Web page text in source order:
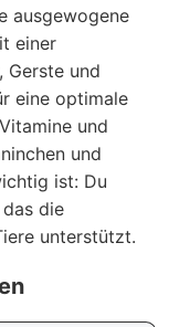
ausgewogene
einer
Gerste und
eine optimale
und
und
ist: Du
die
unterstützt.